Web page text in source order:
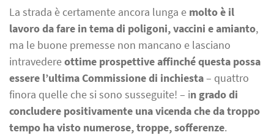
La strada è certamente ancora lunga e molto è il
lavoro da fare in tema di poligoni, vaccini e amianto,
ma le buone premesse non mancano e lasciano
intravedereottime prospettive affinché questa possa
essere l’ultima Commissione di inchiesta– quattro
finora quelle che si sono susseguite! – in grado di
concludere positivamente una vicenda che da troppo
tempo ha visto numerose, troppe, sofferenze.